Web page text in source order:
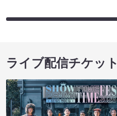
ライブ配信チケット